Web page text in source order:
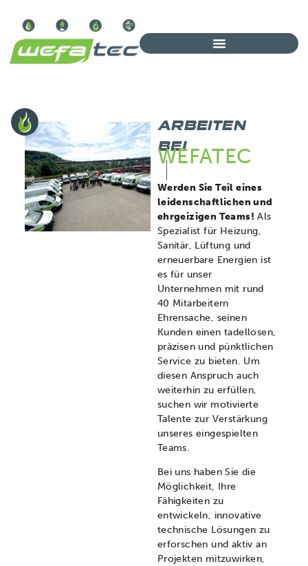
ARBEITEN
BEI
WEFATEC
Werden Sie Teil eines
leidenschaftlichen und
ehrgeizigen Teams! Als
Spezialist für Heizung,
Sanitär, Lüftung und
erneuerbare Energien ist
es für unser
Unternehmen mit rund
40 Mitarbeitern
Ehrensache, seinen
Kunden einen tadellosen,
präzisen und pünktlichen
Service zu bieten. Um
diesen Anspruch auch
weiterhin zu erfüllen,
suchen wir motivierte
Talente zur Verstärkung
unseres eingespielten
Teams.
Bei uns haben Sie die
Möglichkeit, Ihre
Fähigkeiten zu
entwickeln, innovative
technische Lösungen zu
erforschen und aktiv an
Projekten mitzuwirken,